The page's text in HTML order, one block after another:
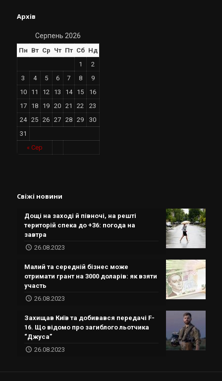
Архів
Серпень 2026
Пн Вт Ср Чт Пт Сб Нд
« Сер
1
2
3
4 5 6 7 8
9
10
11 12 13 14 15
16
17
18 19 20 21 22
23
24
25 26 27 28 29
30
31
Свіжі новини
Дощі на заході й півночі, на решті
територій спека до +36: погода на
завтра
26.08.2023
Малий та середній бізнес може
отримати грант на 3000 доларів: як взяти
участь
26.08.2023
Захищав Київ та добивався передачі F-
16. Що відомо про загиблого льотчика
“Джуса”
26.08.2023